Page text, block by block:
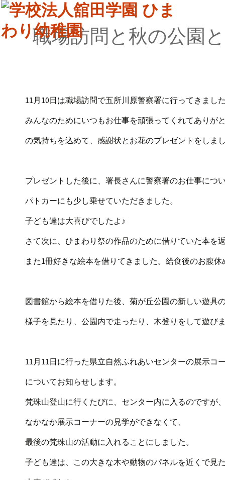
職場訪問と秋の公園
11月10日は職場訪問で五所川原警察署に行ってきまし
みんなのためにいつもお仕事を頑張ってくれてありが
の気持ちを込めて、感謝状とお花のプレゼントをしま
プレゼントした後に、署長さんに警察署のお仕事につ
パトカーにも少し乗せていただきました。
子ども達は大喜びでしたよ♪
さて次に、ひまわり祭の作品のために借りていた本を
また1冊好きな絵本を借りてきました。給食後のお腹
図書館から絵本を借りた後、菊が丘公園の新しい遊具
様子を見たり、公園内で走ったり、木登りをして遊び
11月11日に行った県立自然ふれあいセンターの展示コ
についてお知らせします。
梵珠山登山に行くたびに、センター内に入るのですが
なかなか展示コーナーの見学ができなくて、
最後の梵珠山の活動に入れることにしました。
子ども達は、この大きな木や動物のパネルを近くで見